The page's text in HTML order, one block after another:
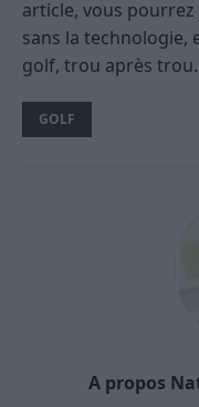
article, vous
sans la technologie,
golf, trou après trou.
GOLF
A propos